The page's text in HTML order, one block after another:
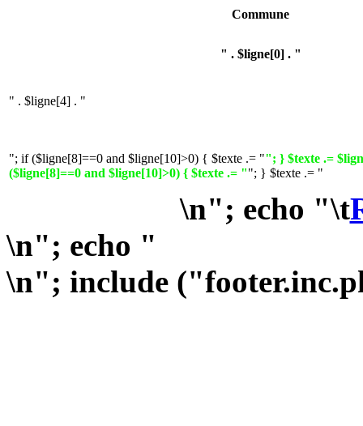
Commune
" . $ligne[0] . "
" . $ligne[4] . "
"; if ($ligne[8]==0 and $ligne[10]>0) { $texte .= ""; } $texte .=
($ligne[8]==0 and $ligne[10]>0) { $texte .= ""; } $texte .= "
\n"; echo "\t
\n"; echo "
\n"; include